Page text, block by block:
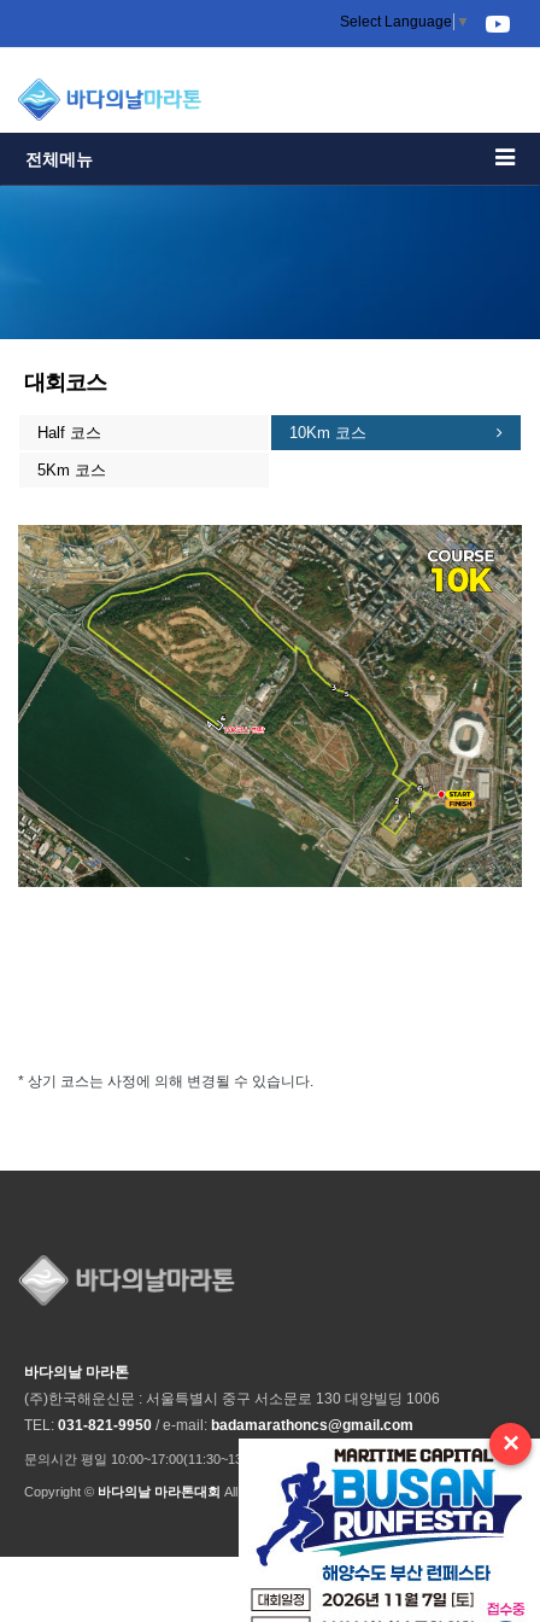
Select Language ▼
전체메뉴
대회코스
Half 코스 10Km 코스
5Km 코스
* 상기 코스는 사정에 의해 변경될 수 있습니다.
바다의날 마라톤
(주)한국해운신문 : 서울특별시 중구 서소문로 130 대양빌딩 1006
TEL: 031-821-9950 / e-mail: badamarathoncs@gmail.com
문의시간 평일 10:00~17:00(11:30~13:30 점심시간) ※ 주말 및 공휴일 미운영
Copyright © 바다의날 마라톤대회 All Rights Reseved.
×